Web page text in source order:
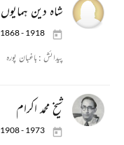
شاہ دین ہمایوں
1868 - 1918
پیدائش : باغبان پورہ
شیخ محمد اکرام
1908 - 1973